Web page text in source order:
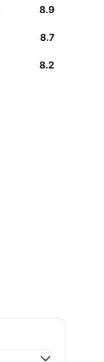
8.9
8.7
8.2